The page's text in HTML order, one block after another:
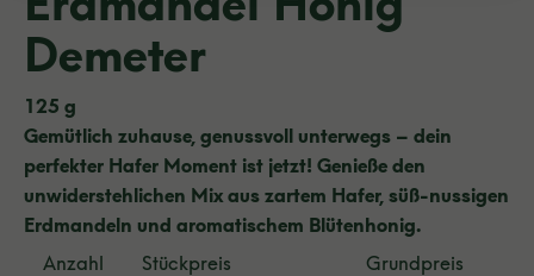
Demeter
125 g
Gemütlich zuhause, genussvoll unterwegs – dein
perfekter Hafer Moment ist jetzt! Genieße den
unwiderstehlichen Mix aus zartem Hafer, süß-nussigen
Erdmandeln und aromatischem Blütenhonig.
Anzahl
Stückpreis Grundpreis